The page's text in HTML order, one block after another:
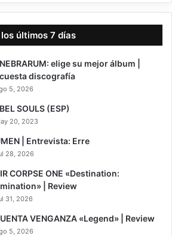
últimos 7 días
elige su mejor álbum |
discografía
5, 2026
SOULS (ESP)
20, 2023
| Entrevista: Erre
28, 2026
CORPSE ONE «Destination:
| Review
31, 2026
VENGANZA «Legend» | Review
5, 2026